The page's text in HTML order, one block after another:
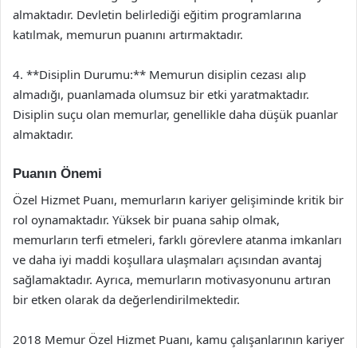
almaktadır. Devletin belirlediği eğitim programlarına
katılmak, memurun puanını artırmaktadır.
4. **Disiplin Durumu:** Memurun disiplin cezası alıp
almadığı, puanlamada olumsuz bir etki yaratmaktadır.
Disiplin suçu olan memurlar, genellikle daha düşük puanlar
almaktadır.
Puanın Önemi
Özel Hizmet Puanı, memurların kariyer gelişiminde kritik bir
rol oynamaktadır. Yüksek bir puana sahip olmak,
memurların terfi etmeleri, farklı görevlere atanma imkanları
ve daha iyi maddi koşullara ulaşmaları açısından avantaj
sağlamaktadır. Ayrıca, memurların motivasyonunu artıran
bir etken olarak da değerlendirilmektedir.
2018 Memur Özel Hizmet Puanı, kamu çalışanlarının kariyer